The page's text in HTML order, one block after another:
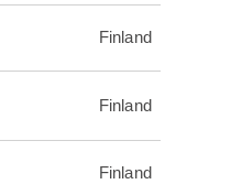
Finland
Finland
Finland